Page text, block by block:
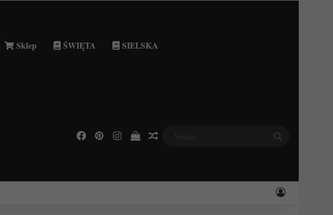
Sklep ŚWIĘTA SIELSKA
Facebook
PinterestInstagramPodejrzyj swój koszyk
Losowy wpis
Zaloguj